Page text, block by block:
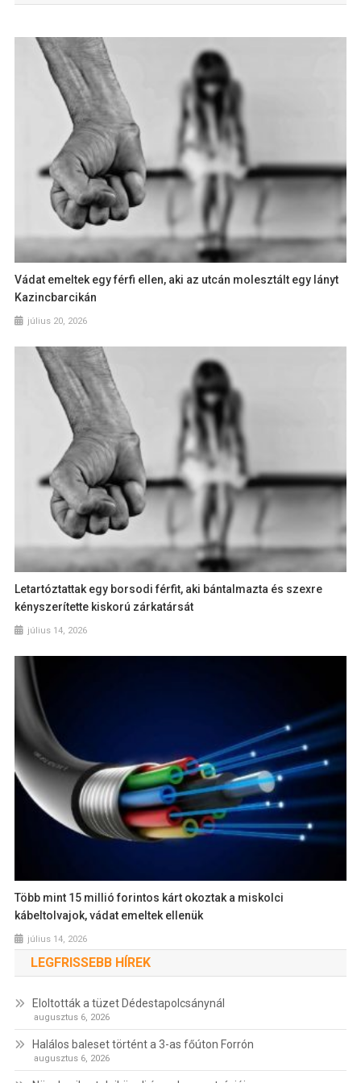
Vádat emeltek egy férfi ellen, aki az utcán molesztált egy lányt
Kazincbarcikán
július 20, 2026
Letartóztattak egy borsodi férfit, aki bántalmazta és szexre
kényszerítette kiskorú zárkatársát
július 14, 2026
Több mint 15 millió forintos kárt okoztak a miskolci
kábeltolvajok, vádat emeltek ellenük
július 14, 2026
LEGFRISSEBB HÍREK
Eloltották a tüzet Dédestapolcsánynál
augusztus 6, 2026
Halálos baleset történt a 3-as főúton Forrón
augusztus 6, 2026